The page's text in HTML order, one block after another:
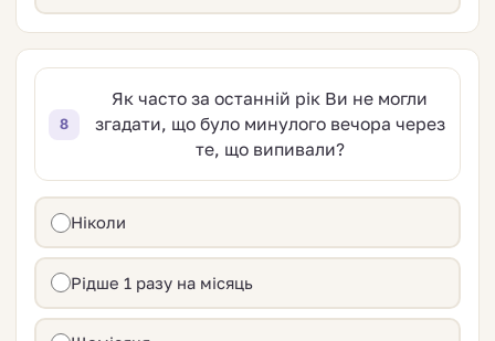
8
Як часто за останній рік Ви не могли
згадати, що було минулого вечора через
те, що випивали?
Ніколи
Рідше 1 разу на місяць